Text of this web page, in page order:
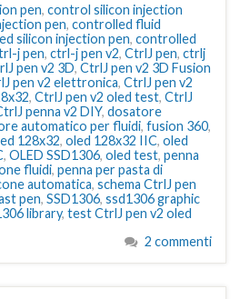
pen, control silicon injection
pen, controlled fluid
silicon injection pen, controlled
j pen, ctrl-j pen v2, CtrlJ pen, ctrlj
pen v2 3D, CtrlJ pen v2 3D Fusion
pen v2 elettronica, CtrlJ pen v2
, CtrlJ pen v2 oled test, CtrlJ
penna v2 DIY, dosatore
automatico per fluidi, fusion 360,
128x32, oled 128x32 IIC, oled
, OLED SSD1306, oled test, penna
fluidi, penna per pasta di
automatica, schema CtrlJ pen
pen, SSD1306, ssd1306 graphic
library, test CtrlJ pen v2 oled
2 commenti